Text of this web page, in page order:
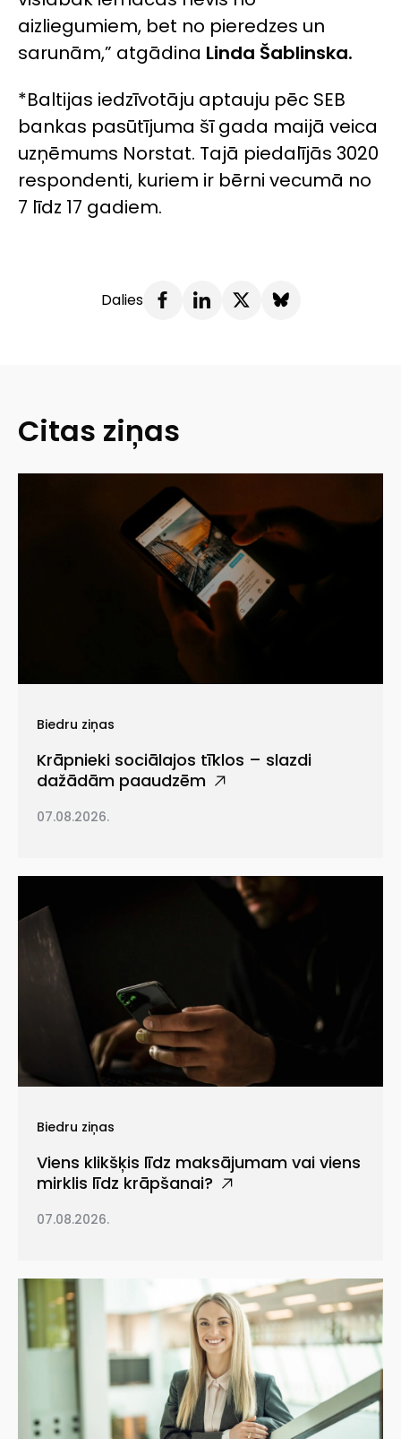
aizliegumiem, bet no pieredzes un
sarunām,” atgādina Linda Šablinska.
*Baltijas iedzīvotāju aptauju pēc SEB
bankas pasūtījuma šī gada maijā veica
uzņēmums Norstat. Tajā piedalījās 3020
respondenti, kuriem ir bērni vecumā no
7 līdz 17 gadiem.
Dalies
Citas ziņas
Biedru ziņas
Krāpnieki sociālajos tīklos – slazdi
dažādām paaudzēm
07.08.2026.
Biedru ziņas
Viens klikšķis līdz maksājumam vai viens
mirklis līdz krāpšanai?
07.08.2026.